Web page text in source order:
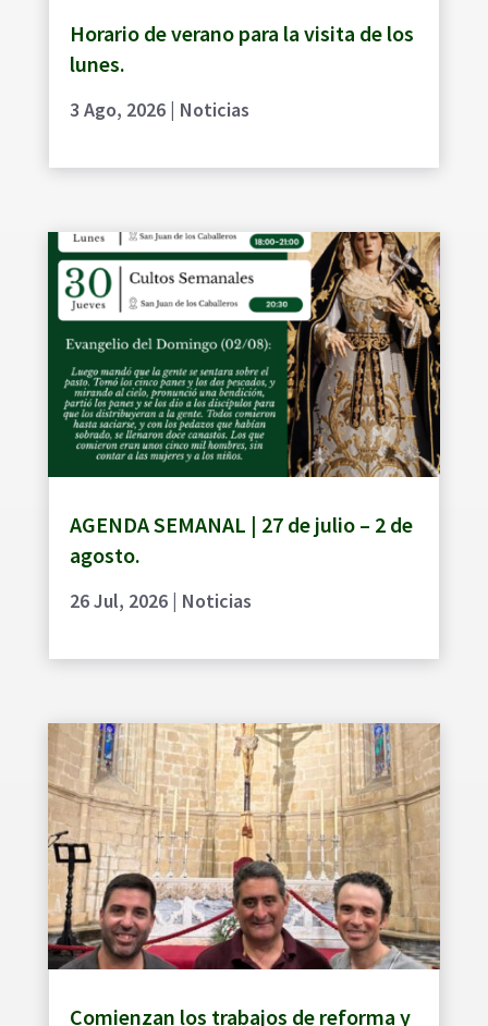
Horario de verano para la visita de los
lunes.
3 Ago, 2026| Noticias
AGENDA SEMANAL | 27 de julio – 2 de
agosto.
26 Jul, 2026| Noticias
Comienzan los trabajos de reforma y